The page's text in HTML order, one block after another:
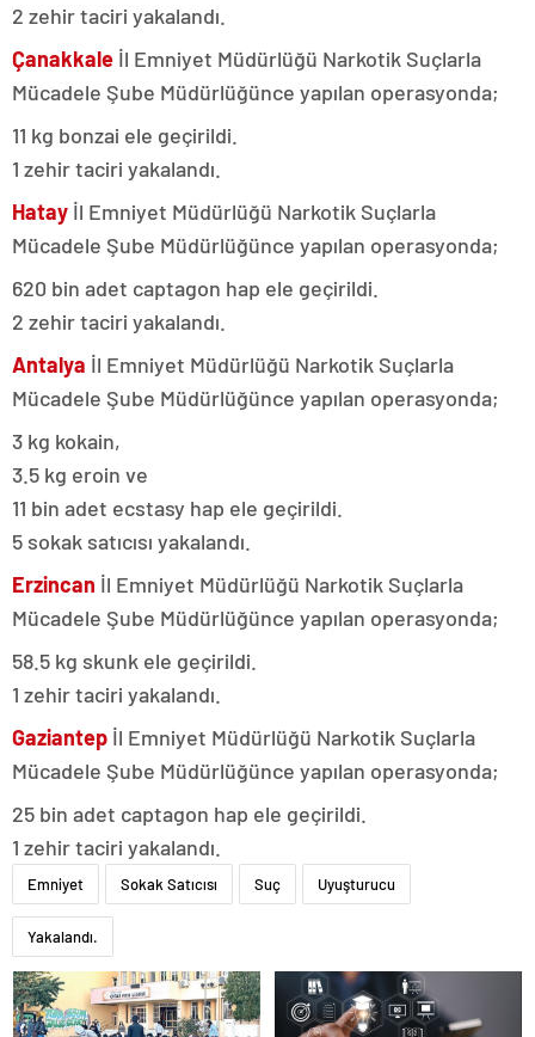
2 zehir taciri yakalandı.
Çanakkale İl Emniyet Müdürlüğü Narkotik Suçlarla
Mücadele Şube Müdürlüğünce yapılan operasyonda;
11 kg bonzai ele geçirildi.
1 zehir taciri yakalandı.
Hatay İl Emniyet Müdürlüğü Narkotik Suçlarla
Mücadele Şube Müdürlüğünce yapılan operasyonda;
620 bin adet captagon hap ele geçirildi.
2 zehir taciri yakalandı.
Antalya İl Emniyet Müdürlüğü Narkotik Suçlarla
Mücadele Şube Müdürlüğünce yapılan operasyonda;
3 kg kokain,
3.5 kg eroin ve
11 bin adet ecstasy hap ele geçirildi.
5 sokak satıcısı yakalandı.
Erzincan İl Emniyet Müdürlüğü Narkotik Suçlarla
Mücadele Şube Müdürlüğünce yapılan operasyonda;
58.5 kg skunk ele geçirildi.
1 zehir taciri yakalandı.
Gaziantep İl Emniyet Müdürlüğü Narkotik Suçlarla
Mücadele Şube Müdürlüğünce yapılan operasyonda;
25 bin adet captagon hap ele geçirildi.
1 zehir taciri yakalandı.
Emniyet Sokak Satıcısı Suç Uyuşturucu
Yakalandı.